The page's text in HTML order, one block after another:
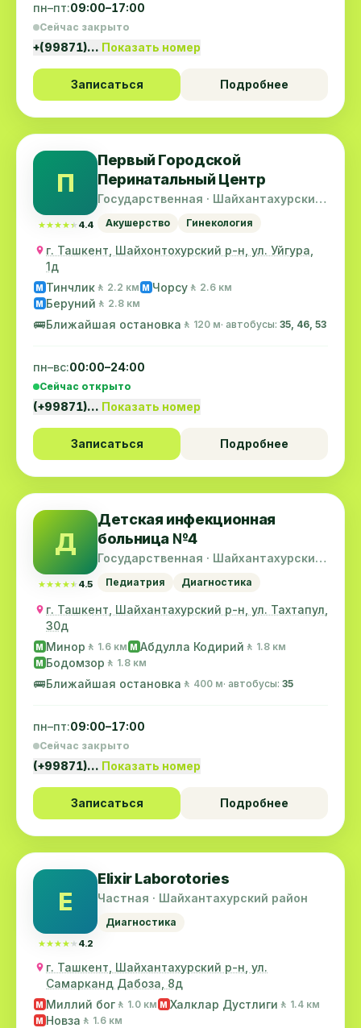
пн–пт:09:00–17:00
Сейчас закрыто
+(99871)… Показать номер
Записаться Подробнее
П
★★★★★
★★★★★ 4.4
Первый Городской
Перинатальный Центр
Государственная · Шайхантахурский
Акушерство Гинекология
г. Ташкент, Шайхонтохурский р-н, ул. Уйгура,
1д
M Тинчлик 🚶 2.2 км M Чорсу 🚶 2.6 км
M Беруний 🚶 2.8 км
🚌Ближайшая остановка 🚶 120 м· автобусы: 35, 46, 53
пн–вс:00:00–24:00
Сейчас открыто
(+99871)… Показать номер
Записаться Подробнее
Д
★★★★★
★★★★★ 4.5
Детская инфекционная
больница №4
Государственная · Шайхантахурский
Педиатрия Диагностика
г. Ташкент, Шайхантахурский р-н, ул. Тахтапул,
30д
M Минор 🚶 1.6 км M Абдулла Кодирий 🚶 1.8 км
M Бодомзор 🚶 1.8 км
🚌Ближайшая остановка 🚶 400 м· автобусы: 35
пн–пт:09:00–17:00
Сейчас закрыто
(+99871)… Показать номер
Записаться Подробнее
E
★★★★★
★★★★★ 4.2
Elixir Laborotories
Частная · Шайхантахурский район
Диагностика
г. Ташкент, Шайхантахурский р-н, ул.
Самарканд Дабоза, 8д
M Миллий бог 🚶 1.0 км M Халклар Дустлиги 🚶 1.4 км
M Новза 🚶 1.6 км